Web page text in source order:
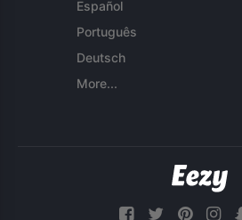
Español
Português
Deutsch
More...